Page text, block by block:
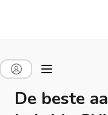
De beste